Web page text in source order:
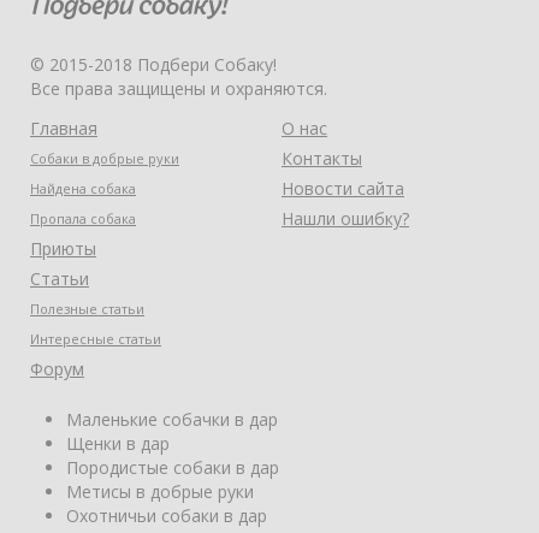
© 2015-2018 Подбери Собаку!
Все права защищены и охраняются.
Главная
Собаки в добрые руки
Найдена собака
Пропала собака
Приюты
Статьи
Полезные статьи
Интересные статьи
Форум
О нас
Контакты
Новости сайта
Нашли ошибку?
Маленькие собачки в дар
Щенки в дар
Породистые собаки в дар
Метисы в добрые руки
Охотничьи собаки в дар